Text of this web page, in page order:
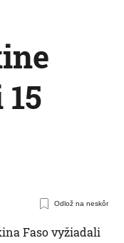
Odlož na neskôr
Faso vyžiadali